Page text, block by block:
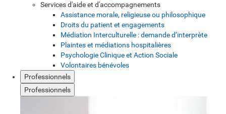
Services d'aide et d'accompagnements
Assistance morale, religieuse ou philosophique
Droits du patient et engagements
Médiation Interculturelle : demande d’interprète
Plaintes et médiations hospitalières
Psychologie Clinique et Action Sociale
Volontaires bénévoles
Professionnels
Professionnels